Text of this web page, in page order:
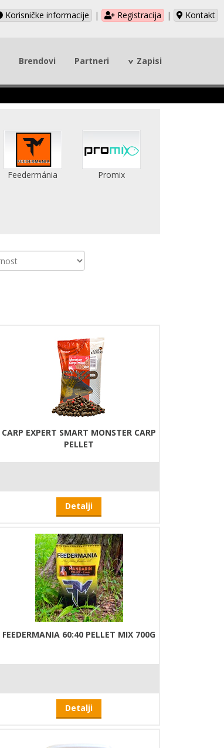
Korisničke informacije | Registracija | Kontakt
Brendovi Partneri Zapisi
Feedermánia Promix
CARP EXPERT SMART MONSTER CARP
PELLET
Detalji
FEEDERMANIA 60:40 PELLET MIX 700G
Detalji